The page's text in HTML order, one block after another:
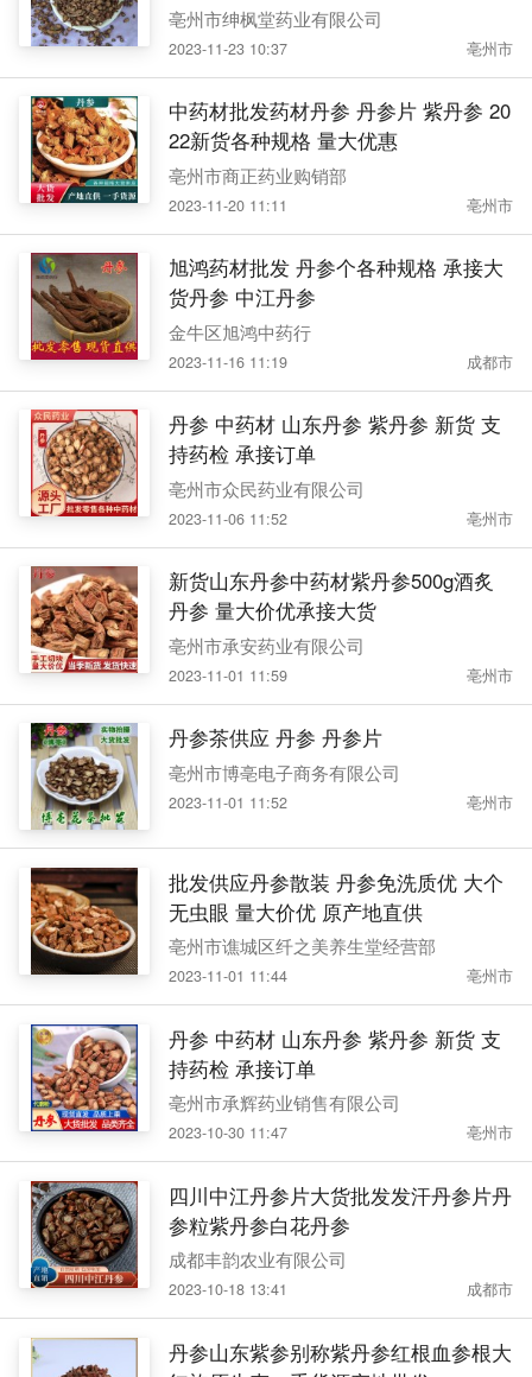
亳州市绅枫堂药业有限公司
2023-11-23 10:37 亳州市
中药材批发药材丹参 丹参片 紫丹参 20
22新货各种规格 量大优惠
亳州市商正药业购销部
2023-11-20 11:11 亳州市
旭鸿药材批发 丹参个各种规格 承接大
货丹参 中江丹参
金牛区旭鸿中药行
2023-11-16 11:19 成都市
丹参 中药材 山东丹参 紫丹参 新货 支
持药检 承接订单
亳州市众民药业有限公司
2023-11-06 11:52 亳州市
新货山东丹参中药材紫丹参500g酒炙
丹参 量大价优承接大货
亳州市承安药业有限公司
2023-11-01 11:59 亳州市
丹参茶供应 丹参 丹参片
亳州市博亳电子商务有限公司
2023-11-01 11:52 亳州市
批发供应丹参散装 丹参免洗质优 大个
无虫眼 量大价优 原产地直供
亳州市谯城区纤之美养生堂经营部
2023-11-01 11:44 亳州市
丹参 中药材 山东丹参 紫丹参 新货 支
持药检 承接订单
亳州市承辉药业销售有限公司
2023-10-30 11:47 亳州市
四川中江丹参片大货批发发汗丹参片丹
参粒紫丹参白花丹参
成都丰韵农业有限公司
2023-10-18 13:41 成都市
丹参山东紫参别称紫丹参红根血参根大